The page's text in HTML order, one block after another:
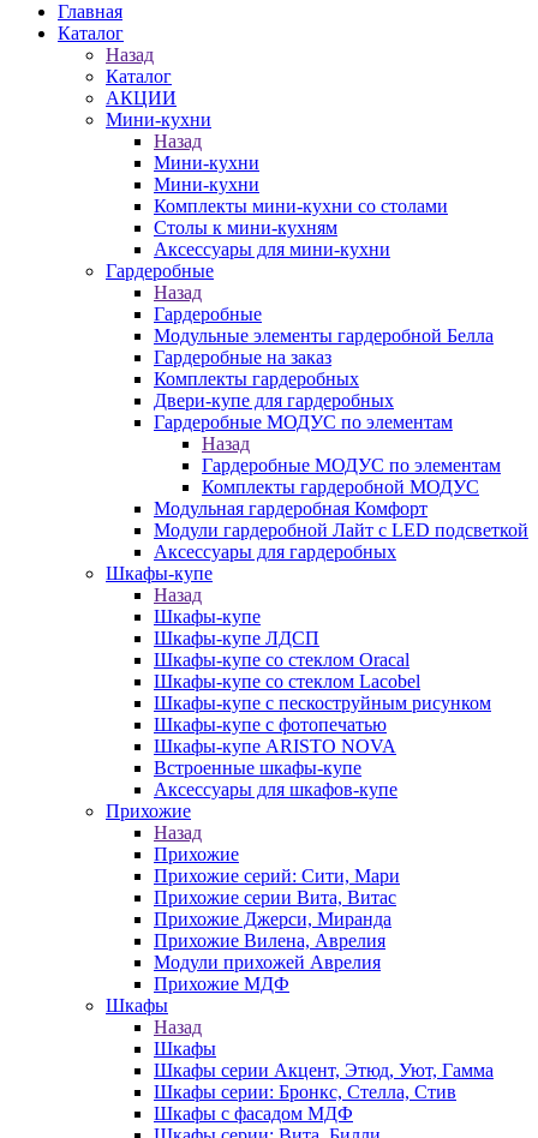
Главная
Каталог
Назад
Каталог
АКЦИИ
Мини-кухни
Назад
Мини-кухни
Мини-кухни
Комплекты мини-кухни со столами
Столы к мини-кухням
Аксессуары для мини-кухни
Гардеробные
Назад
Гардеробные
Модульные элементы гардеробной Белла
Гардеробные на заказ
Комплекты гардеробных
Двери-купе для гардеробных
Гардеробные МОДУС по элементам
Назад
Гардеробные МОДУС по элементам
Комплекты гардеробной МОДУС
Модульная гардеробная Комфорт
Модули гардеробной Лайт с LED подсветкой
Аксессуары для гардеробных
Шкафы-купе
Назад
Шкафы-купе
Шкафы-купе ЛДСП
Шкафы-купе со стеклом Oracal
Шкафы-купе со стеклом Lacobel
Шкафы-купе с пескоструйным рисунком
Шкафы-купе с фотопечатью
Шкафы-купе ARISTO NOVA
Встроенные шкафы-купе
Аксессуары для шкафов-купе
Прихожие
Назад
Прихожие
Прихожие серий: Сити, Мари
Прихожие серии Вита, Витас
Прихожие Джерси, Миранда
Прихожие Вилена, Аврелия
Модули прихожей Аврелия
Прихожие МДФ
Шкафы
Назад
Шкафы
Шкафы серии Акцент, Этюд, Уют, Гамма
Шкафы серии: Бронкс, Стелла, Стив
Шкафы с фасадом МДФ